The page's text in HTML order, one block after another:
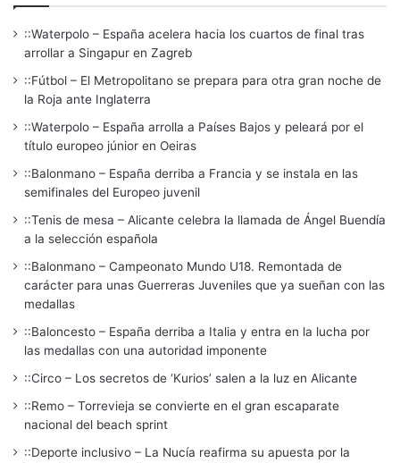
::Waterpolo – España acelera hacia los cuartos de final tras
arrollar a Singapur en Zagreb
::Fútbol – El Metropolitano se prepara para otra gran noche de
la Roja ante Inglaterra
::Waterpolo – España arrolla a Países Bajos y peleará por el
título europeo júnior en Oeiras
::Balonmano – España derriba a Francia y se instala en las
semifinales del Europeo juvenil
::Tenis de mesa – Alicante celebra la llamada de Ángel Buendía
a la selección española
::Balonmano – Campeonato Mundo U18. Remontada de
carácter para unas Guerreras Juveniles que ya sueñan con las
medallas
::Baloncesto – España derriba a Italia y entra en la lucha por
las medallas con una autoridad imponente
::Circo – Los secretos de ‘Kurios’ salen a la luz en Alicante
::Remo – Torrevieja se convierte en el gran escaparate
nacional del beach sprint
::Deporte inclusivo – La Nucía reafirma su apuesta por la